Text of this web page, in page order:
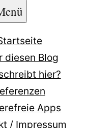
diesen Blog
hier?
Apps
/ Impressum